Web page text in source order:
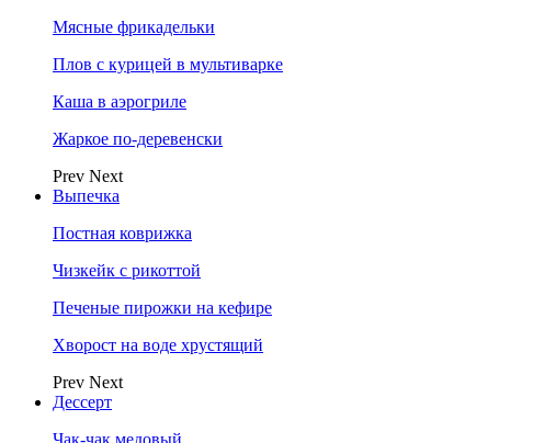
Мясные фрикадельки
Плов с курицей в мультиварке
Каша в аэрогриле
Жаркое по-деревенски
Prev Next
Выпечка
Постная коврижка
Чизкейк с рикоттой
Печеные пирожки на кефире
Хворост на воде хрустящий
Prev Next
Дессерт
Чак-чак медовый